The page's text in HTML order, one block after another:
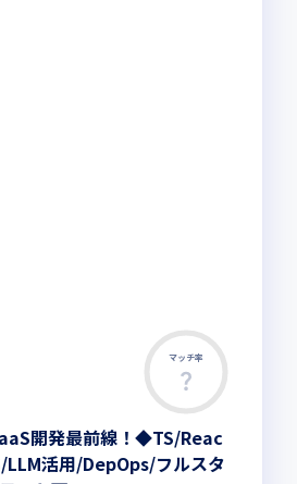
マッチ率
開発最前線！◆TS/Reac
活用/DepOps/フルスタ